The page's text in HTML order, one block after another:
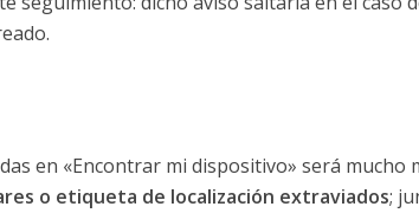
en «Encontrar mi dispositivo» será mucho
o etiqueta de localización extraviados;